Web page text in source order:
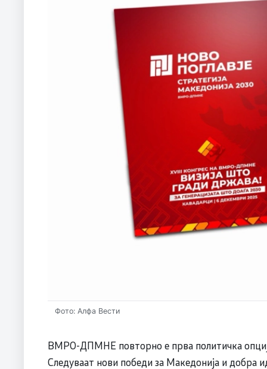
Фото: Алфа Вести
ВМРО-ДПМНЕ повторно е прва политичка
Следуваат нови победи за Македонија и